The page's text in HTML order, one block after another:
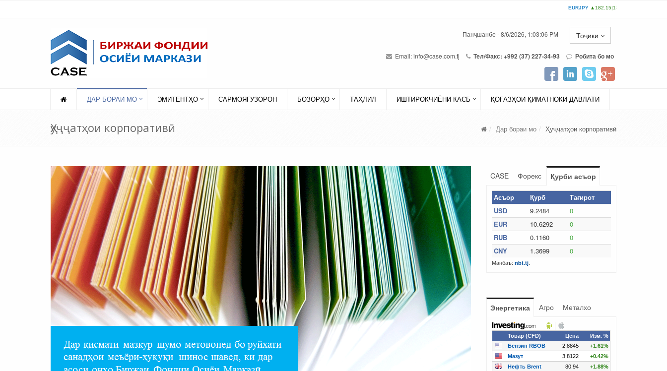
Панҷшанбе - 8/6/2026, 1:03:06 PM Тоҷики
Email:info@case.com.tj Тел/Факс: +992 (37) 227-34-93 Робита бо мо
ДАР БОРАИ МО ЭМИТЕНТҲО САРМОЯГУЗОРОН БОЗОРҲО ТАҲЛИЛ ИШТИРОКЧИЁНИ КАСБ ҚОҒАЗҲОИ ҚИМАТНОКИ ДАВЛАТИ
Ҳуҷҷатҳои корпоративӣ Дар бораи мо Ҳуҷҷатҳои корпоративӣ
CASE Форекс Қурби асъор
Асъор Қурб
Тағирот
USD
9.2484
0
EUR
10.6292
0
RUB
0.1160
0
CNY
1.3699 0
Манбаъ: nbt.tj.
Энергетика Агро Металхо